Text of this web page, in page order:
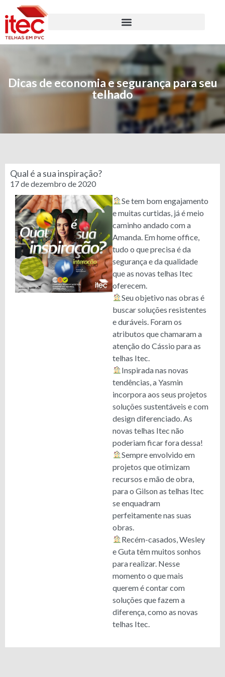
Dicas de economia e segurança para seu
telhado
Qual é a sua inspiração?
17 de dezembro de 2020
Se tem bom engajamento
e muitas curtidas, já é meio
caminho andado com a
Amanda. Em home office,
tudo o que precisa é da
segurança e da qualidade
que as novas telhas Itec
oferecem.
Seu objetivo nas obras é
buscar soluções resistentes
e duráveis. Foram os
atributos que chamaram a
atenção do Cássio para as
telhas Itec.
Inspirada nas novas
tendências, a Yasmin
incorpora aos seus projetos
soluções sustentáveis e com
design diferenciado. As
novas telhas Itec não
poderiam ficar fora dessa!
Sempre envolvido em
projetos que otimizam
recursos e mão de obra,
para o Gilson as telhas Itec
se enquadram
perfeitamente nas suas
obras.
Recém-casados, Wesley
e Guta têm muitos sonhos
para realizar. Nesse
momento o que mais
querem é contar com
soluções que fazem a
diferença, como as novas
telhas Itec.